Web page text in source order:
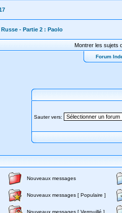
- Partie 2 : Paolo
Montrer les sujets
Forum
Sauter vers:
Nouveaux messages
Nouveaux messages [ Populaire ]
Nouveaux messages [ Verrouillé ]